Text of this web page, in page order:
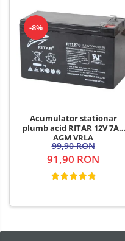
-8%
Acumulator stationar
plumb acid RITAR 12V 7Ah
AGM VRLA
99,90 RON
91,90 RON